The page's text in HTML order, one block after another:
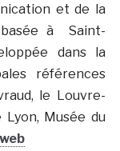
et de la
basée à Saint-
dans la
références
le Louvre-
Musée du